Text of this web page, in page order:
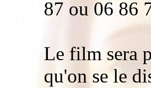
87 ou 06 86
Le film sera
qu'on se le